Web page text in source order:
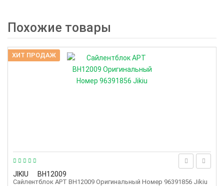
Похожие товары
JIKIU BH12009
Сайлентблок АРТ BH12009 Оригинальный Номер 96391856 Jikiu
ХИТ ПРОДАЖ